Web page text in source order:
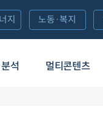
석 멀티콘텐츠
지 노동·복지